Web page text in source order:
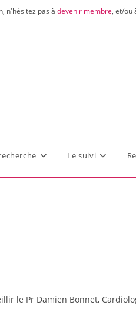
n'hésitez pas à devenir membre, et/ou
Le suivi
le Pr Damien Bonnet,